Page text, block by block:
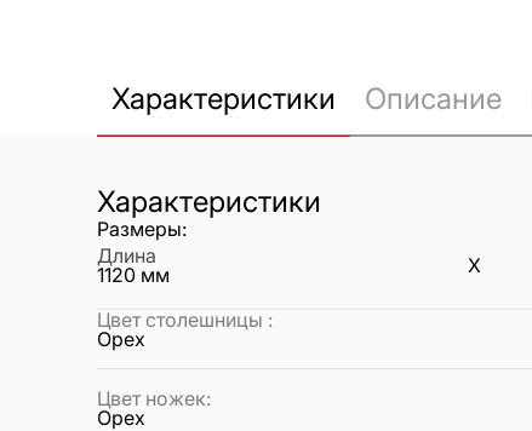
Характеристики Описание
Характеристики
Размеры:
Длина
1120 мм X
Цвет столешницы :
Орех
Цвет ножек:
Орех